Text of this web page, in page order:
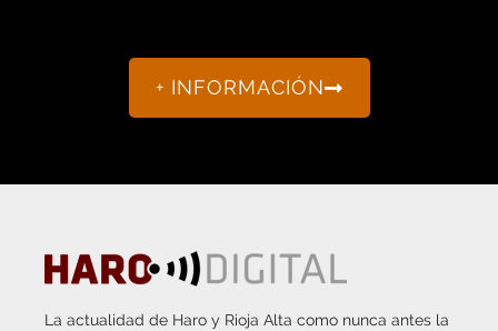
+ INFORMACIÓN
La actualidad de Haro y Rioja Alta como nunca antes la